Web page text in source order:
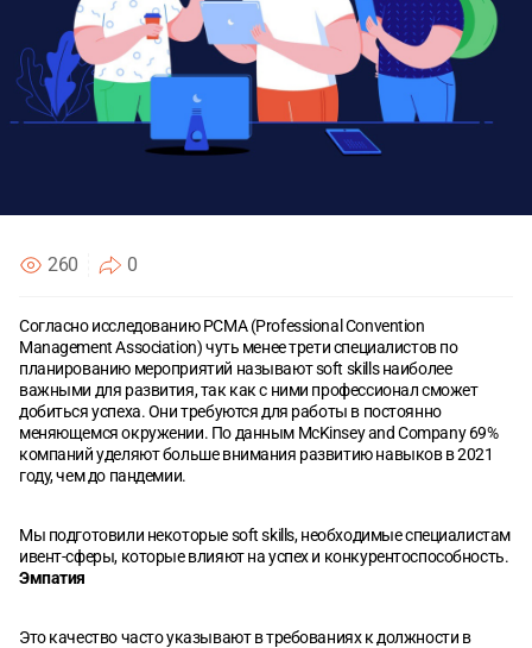
Согласно исследованию PCMA (Professional Convention
Management Association) чуть менее трети специалистов по
планированию мероприятий называют soft skills наиболее
важными для развития, так как с ними профессионал сможет
добиться успеха. Они требуются для работы в постоянно
меняющемся окружении. По данным McKinsey and Company 69%
компаний уделяют больше внимания развитию навыков в 2021
году, чем до пандемии.
Мы подготовили некоторые soft skills, необходимые специалистам
ивент-сферы, которые влияют на успех и конкурентоспособность.
Эмпатия
Это качество часто указывают в требованиях к должности в
260 0
Согласен сполитикой конфиденциальности
ОТПРАВИТЬ
Согласен сполитикой конфиденциальности
ОТПРАВИТЬ